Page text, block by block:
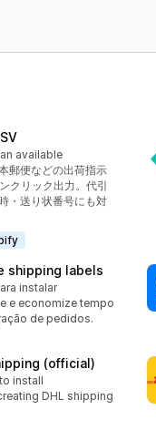
todoavailable
郵便などの出荷指示
クリック出力。代引
・送り状番号にも対
shipping labels
instalar
e economize tempo
de pedidos.
(official)
todo
install
DHL shipping